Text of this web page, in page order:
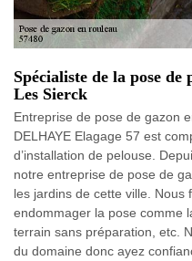
Spécialiste de la pose
Les Sierck
Entreprise de pose de gazon
DELHAYE Elagage 57 est
d’installation de pelouse.
notre entreprise de pose de
les jardins de cette ville.
endommager la pose comme
terrain sans préparation, etc.
du domaine donc ayez